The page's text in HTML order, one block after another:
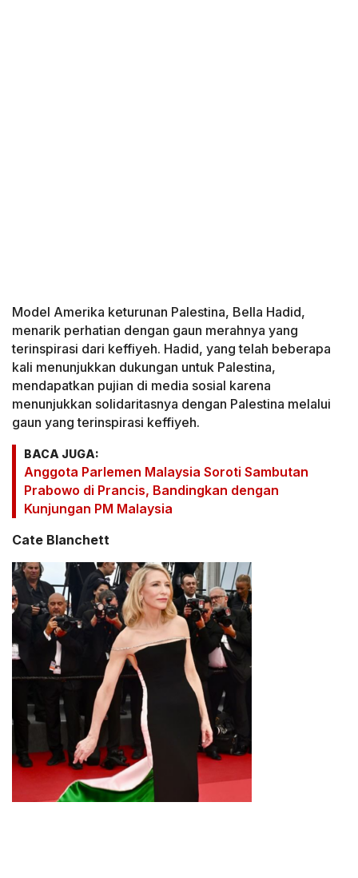
Model Amerika keturunan Palestina, Bella Hadid,
menarik perhatian dengan gaun merahnya yang
terinspirasi dari keffiyeh. Hadid, yang telah beberapa
kali menunjukkan dukungan untuk Palestina,
mendapatkan pujian di media sosial karena
menunjukkan solidaritasnya dengan Palestina melalui
gaun yang terinspirasi keffiyeh.
BACA JUGA:
Anggota Parlemen Malaysia Soroti Sambutan
Prabowo di Prancis, Bandingkan dengan
Kunjungan PM Malaysia
Cate Blanchett